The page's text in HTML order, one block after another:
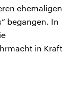
ehemaligen
begangen. In
in Kraft